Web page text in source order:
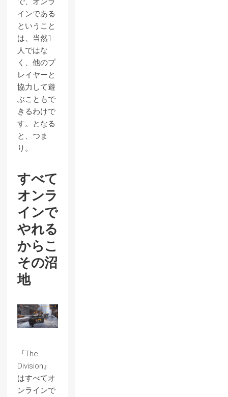
インである
ということ
は、当然1
人ではな
く、他のプ
レイヤーと
協力して遊
ぶこともで
きるわけで
す。となる
と、つま
り。
すべて
オンラ
インで
やれる
からこ
その沼
地
『The
Division』
はすべてオ
ンラインで